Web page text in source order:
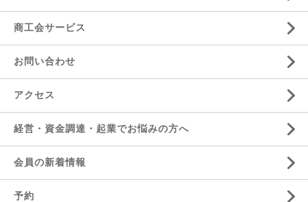
商工会サービス
お問い合わせ
アクセス
経営・資金調達・起業でお悩みの方へ
会員の新着情報
予約